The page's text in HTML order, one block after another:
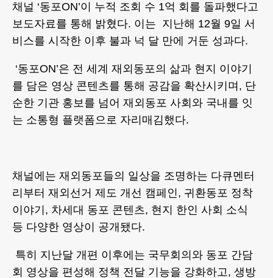
채널 ‘동포ON’이 누적 조회 수 1억 회를 돌파했다고
보도자료를 통해 밝혔다. 이는 지난해 12월 9일 서
비스를 시작한 이후 불과 넉 달 만에 거둔 성과다.
‘동포ON’은 전 세계 재외동포의 삶과 현지 이야기
를 담은 영상 콘텐츠를 통해 공감을 확산시키며, 단
순한 기관 홍보를 넘어 재외동포 사회와 국내를 잇
는 소통형 플랫폼으로 자리매김했다.
채널에는 재외동포들의 일상을 조명하는 다큐멘터
리부터 재외선거 제도 개선 캠페인, 귀환동포 정착
이야기, 차세대 동포 콘텐츠, 현지 한인 사회 소식
등 다양한 영상이 공개됐다.
특히 지난달 개편 이후에는 국무회의와 동포 간담
회 영상을 편성해 정책 전달 기능을 강화하고, 생방